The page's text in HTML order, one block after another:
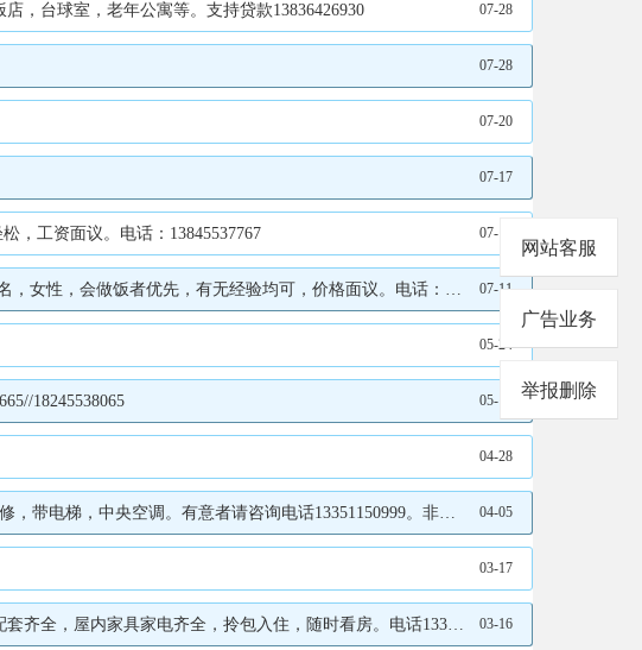
，台球室，老年公寓等。支持贷款13836426930 07-28
07-28
07-20
07-17
，工资面议。电话：13845537767 07-14
做饭者优先，有无经验均可，价格面议。电话：13845537767 07-11
05-24
18245538065 05-16
04-28
梯，中央空调。有意者请咨询电话13351150999。非诚勿扰。 04-05
03-17
屋内家具家电齐全，拎包入住，随时看房。电话13394559353 03-16
网站客服
广告业务
举报删除